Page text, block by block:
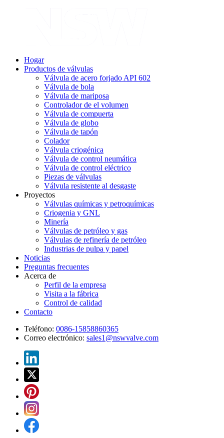
Hogar
Productos de válvulas
Válvula de acero forjado API 602
Válvula de bola
Válvula de mariposa
Controlador de el volumen
Válvula de compuerta
Válvula de globo
Válvula de tapón
Colador
Válvula criogénica
Válvula de control neumática
Válvula de control eléctrico
Piezas de válvulas
Válvula resistente al desgaste
Proyectos
Válvulas químicas y petroquímicas
Criogenia y GNL
Minería
Válvulas de petróleo y gas
Válvulas de refinería de petróleo
Industrias de pulpa y papel
Noticias
Preguntas frecuentes
Acerca de
Perfil de la empresa
Visita a la fábrica
Control de calidad
Contacto
Teléfono: 0086-15858860365
Correo electrónico: sales1@nswvalve.com